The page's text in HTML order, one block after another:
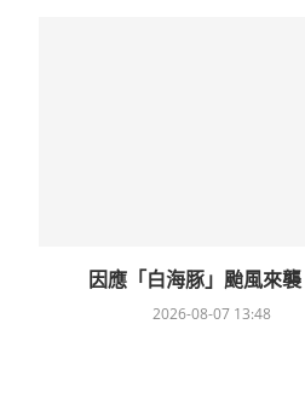
因應「白海豚」颱風來
2026-08-07 13:48